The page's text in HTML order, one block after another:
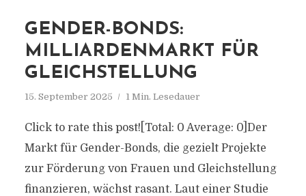
GENDER-BONDS:
MILLIARDENMARKT FÜR
GLEICHSTELLUNG
15. September 2025 1 Min. Lesedauer
Click to rate this post![Total: 0 Average: 0]Der
Markt für Gender-Bonds, die gezielt Projekte
zur Förderung von Frauen und Gleichstellung
finanzieren, wächst rasant. Laut einer Studie